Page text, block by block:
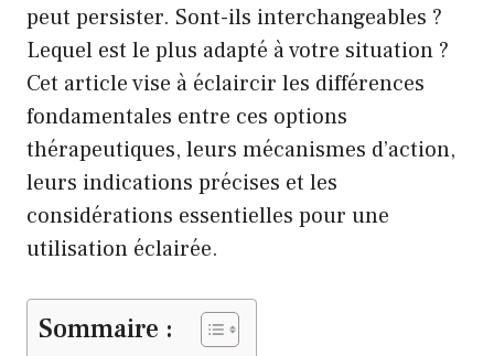
peut persister. Sont-ils interchangeables ?
Lequel est le plus adapté à votre situation ?
Cet article vise à éclaircir les différences
fondamentales entre ces options
thérapeutiques, leurs mécanismes d’action,
leurs indications précises et les
considérations essentielles pour une
utilisation éclairée.
Sommaire :